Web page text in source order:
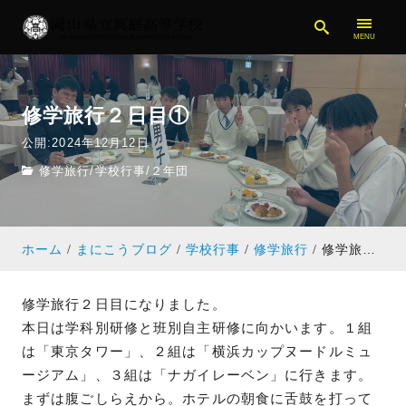
修学旅行２日目①
公開:2024年12月12日
修学旅行/学校行事/ ２年団
ホーム まにこうブログ 学校行事 修学旅行 修学旅行２日目①
修学旅行２日目になりました。
本日は学科別研修と班別自主研修に向かいます。１組
は「東京タワー」、２組は「横浜カップヌードルミュ
ージアム」、３組は「ナガイレーベン」に行きます。
まずは腹ごしらえから。ホテルの朝食に舌鼓を打って